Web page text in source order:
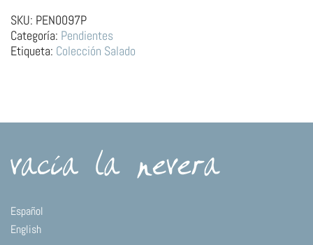
–
Pez
Espada
Azul
SKU: PEN0097P
Categoría: Pendientes
Etiqueta: Colección Salado
Español
English